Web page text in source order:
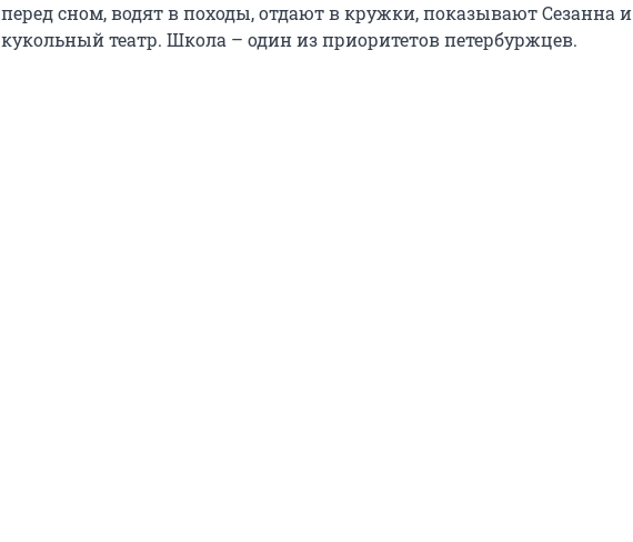
перед сном, водят в походы, отдают в кружки, показывают Сезанна и
кукольный театр. Школа – один из приоритетов петербуржцев.